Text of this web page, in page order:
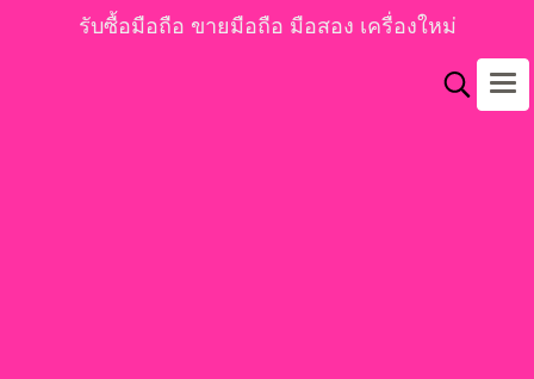
รับซื้อมือถือ ขายมือถือ มือสอง เครื่องใหม่